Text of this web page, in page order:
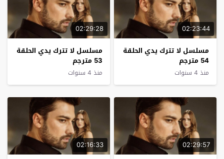
02:23:44
مسلسل لا تترك يدي الحلقة
54 مترجم
منذ 4 سنوات
02:29:28
مسلسل لا تترك يدي الحلقة
53 مترجم
منذ 4 سنوات
02:29:57
02:16:33